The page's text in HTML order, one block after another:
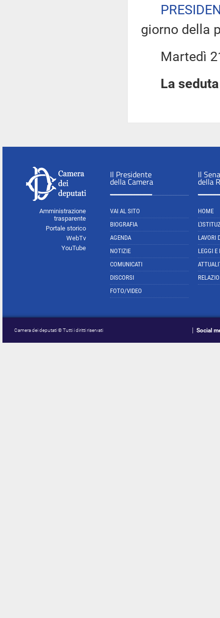
giorno della
Martedì 21
La
Amministrazione
trasparente
Portale storico
WebTv
YouTube
Il Presidente
della Camera
VAI AL SITO
BIOGRAFIA
AGENDA
NOTIZIE
COMUNICATI
DISCORSI
FOTO/VIDEO
Il
della
HOME
LAVORI
LEGGI E
Camera dei deputati © Tutti i diritti riservati Social